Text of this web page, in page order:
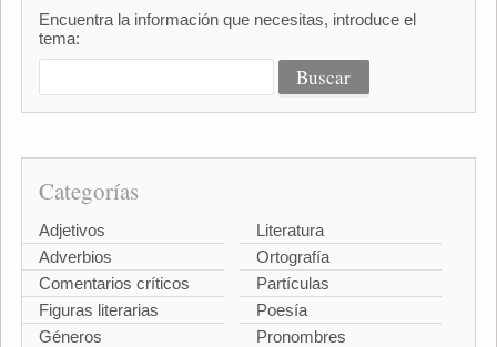
Encuentra la información que necesitas, introduce el
tema:
Categorías
Adjetivos
Adverbios
Comentarios críticos
Figuras literarias
Géneros
Literatura
Ortografía
Partículas
Poesía
Pronombres